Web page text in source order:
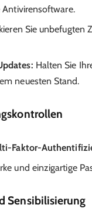
Antivirensoftware.
Sie unbefugten
Halten Sie
neuesten Stand.
Faktor-
und einzigartige
Sensibilisierung